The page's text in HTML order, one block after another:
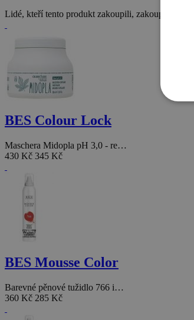
Lidé, kteří tento produkt zakoupili, zakoupili také
BES Colour Lock
Maschera Midopla pH 3,0 - re…
430 Kč 345 Kč
BES Mousse Color
Barevné pěnové tužidlo 766 i…
360 Kč 285 Kč